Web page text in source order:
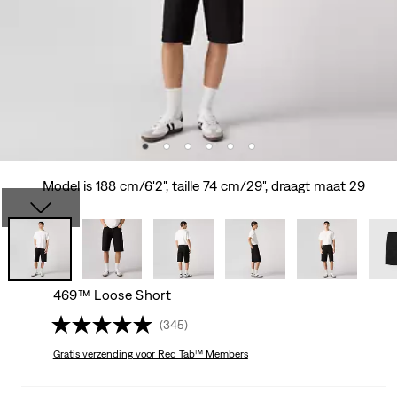
Model is 188 cm/6'2", taille 74 cm/29", draagt maat 29
469™ Loose Short
(345)
Gratis verzendingvoor Red Tab™ Members